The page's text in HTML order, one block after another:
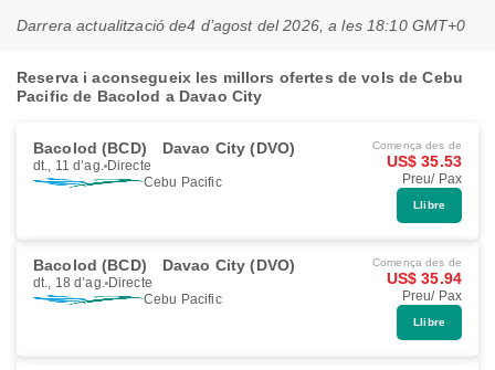
Darrera actualització de4 d’agost del 2026, a les 18:10 GMT+0
Reserva i aconsegueix les millors ofertes de vols de Cebu
Pacific de Bacolod a Davao City
Bacolod (BCD) Davao City (DVO)
dt., 11 d’ag. Directe
Cebu Pacific
Comença des de
US$ 35.53
Preu/ Pax
Llibre
Bacolod (BCD) Davao City (DVO)
dt., 18 d’ag. Directe
Cebu Pacific
Comença des de
US$ 35.94
Preu/ Pax
Llibre